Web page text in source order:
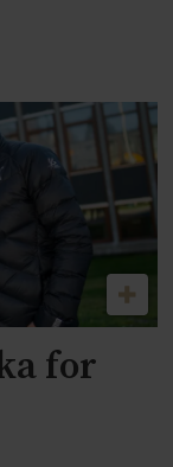
for